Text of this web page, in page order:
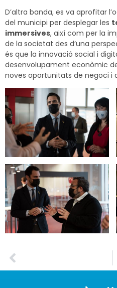
D’altra banda, es va aprofitar
del municipi per desplegar les
immersives, així com per la
de la societat des d’una
és que la innovació social i
desenvolupament econòmic
noves oportunitats de negoci i